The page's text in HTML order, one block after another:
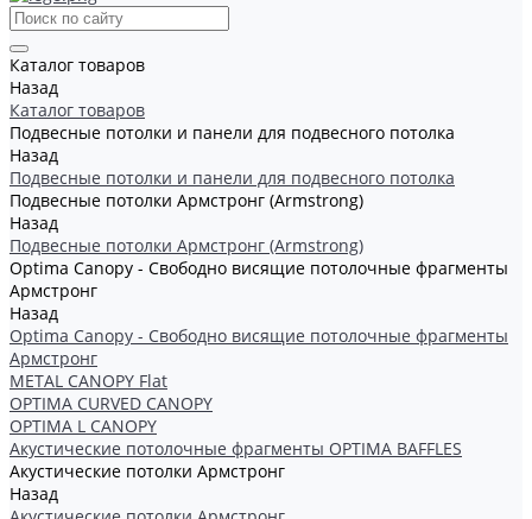
Каталог товаров
Назад
Каталог товаров
Подвесные потолки и панели для подвесного потолка
Назад
Подвесные потолки и панели для подвесного потолка
Подвесные потолки Армстронг (Armstrong)
Назад
Подвесные потолки Армстронг (Armstrong)
Optima Canopy - Свободно висящие потолочные фрагменты
Армстронг
Назад
Optima Canopy - Свободно висящие потолочные фрагменты
Армстронг
METAL CANOPY Flat
OPTIMA CURVED CANOPY
OPTIMA L CANOPY
Акустические потолочные фрагменты OPTIMA BAFFLES
Акустические потолки Армстронг
Назад